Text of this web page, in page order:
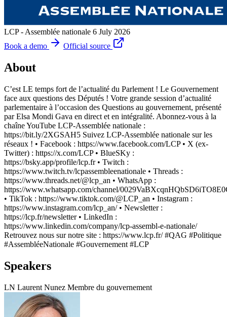
LCP - Assemblée nationale 6 July 2026
Book a demo
Official source
About
C’est LE temps fort de l’actualité du Parlement ! Le Gouvernement
face aux questions des Députés ! Votre grande session d’actualité
parlementaire à l’occasion des Questions au gouvernement, présenté
par Elsa Mondi Gava en direct et en intégralité. Abonnez-vous à la
chaîne YouTube LCP-Assemblée nationale :
https://bit.ly/2XGSAH5 Suivez LCP-Assemblée nationale sur les
réseaux ! • Facebook : https://www.facebook.com/LCP • X (ex-
Twitter) : https://x.com/LCP • BlueSKy :
https://bsky.app/profile/lcp.fr • Twitch :
https://www.twitch.tv/lcpassembleenationale • Threads :
https://www.threads.net/@lcp_an • WhatsApp :
https://www.whatsapp.com/channel/
• TikTok : https://www.tiktok.com/@LCP_an • Instagram :
https://www.instagram.com/lcp_an/ • Newsletter :
https://lcp.fr/newsletter • LinkedIn :
https://www.linkedin.com/company/lcp-assembl-e-nationale/
Retrouvez nous sur notre site : https://www.lcp.fr/ #QAG #Politique
#AssembléeNationale #Gouvernement #LCP
Speakers
LN Laurent Nunez Membre du gouvernement